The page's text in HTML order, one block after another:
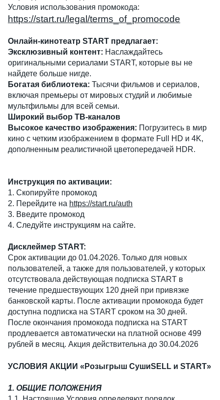
Условия использования промокода:
https://start.ru/legal/terms_of_promocode
Онлайн-кинотеатр START предлагает:
Эксклюзивный контент: Наслаждайтесь
оригинальными сериалами START, которые вы не
найдете больше нигде.
Богатая библиотека: Тысячи фильмов и сериалов,
включая премьеры от мировых студий и любимые
мультфильмы для всей семьи.
Широкий выбор ТВ-каналов
Высокое качество изображения: Погрузитесь в мир
кино с четким изображением в формате Full HD и 4K,
дополненным реалистичной цветопередачей HDR.
Инструкция по активации:
1. Скопируйте промокод
2. Перейдите на https://start.ru/auth
3. Введите промокод
4. Следуйте инструкциям на сайте.
Дисклеймер START:
Срок активации до 01.04.2026. Только для новых
пользователей, а также для пользователей, у которых
отсутствовала действующая подписка START в
течение предшествующих 120 дней при привязке
банковской карты. После активации промокода будет
доступна подписка на START сроком на 30 дней.
После окончания промокода подписка на START
продлевается автоматически на платной основе 499
рублей в месяц. Акция действительна до 30.04.2026
УСЛОВИЯ АКЦИИ «Розыгрыш СушиSELL и START»
1. ОБЩИЕ ПОЛОЖЕНИЯ